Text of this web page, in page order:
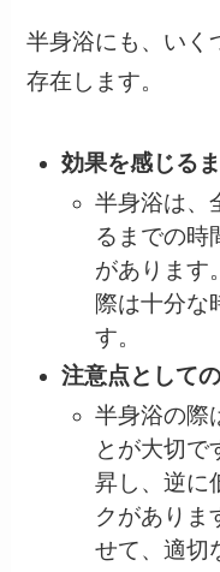
半身浴にも、いく
存在します。
効果を感じる
半身浴は、
るまでの時
があります
際は十分な
す。
注意点として
半身浴の際
とが大切で
昇し、逆に
クがありま
せて、適切